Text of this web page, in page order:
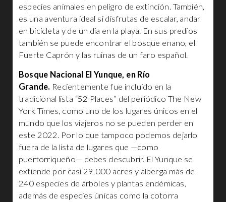
especies animales en peligro de extinción. También,
es una aventura ideal si disfrutas de escalar, andar
en bicicleta y de un día en la playa. En sus predios
también se puede encontrar el bosque enano, el
Fuerte Caprón y las ruinas de un faro español.
Bosque Nacional El Yunque, en Río
Grande. Recientemente fue incluido en la
tradicional lista “52 Places” del periódico The New
York Times, como uno de los lugares únicos en el
mundo que los viajeros no se pueden perder en
este 2022. Por lo que tampoco podemos dejarlo
fuera de la lista de lugares que —como
puertorriqueño— debes descubrir. El Yunque se
extiende por casi 29,000 acres y alberga más de
240 especies de árboles y plantas endémicas,
además de especies únicas como la cotorra